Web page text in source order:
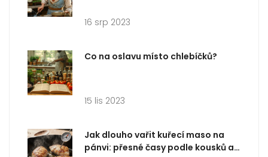
16 srp 2023
Co na oslavu místo chlebíčků?
15 lis 2023
Jak dlouho vařit kuřecí maso na
pánvi: přesné časy podle kousků a